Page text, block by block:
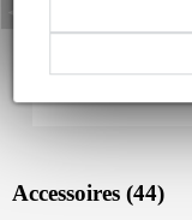
Accessoires (44)